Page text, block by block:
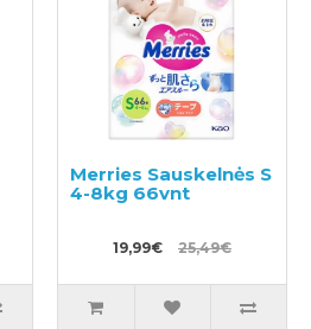
Merries Sauskelnės S
4-8kg 66vnt
19,99€ 25,49€